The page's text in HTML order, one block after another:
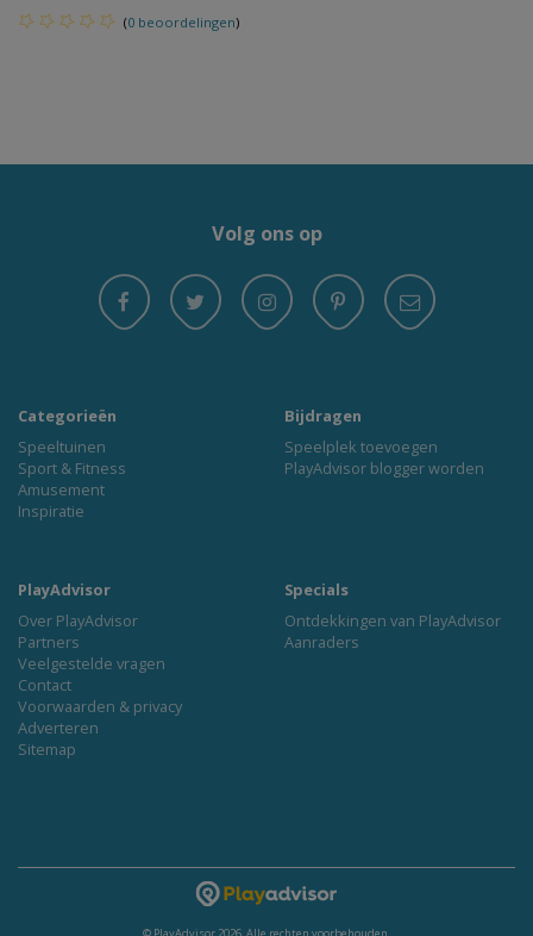
(0 beoordelingen)
Volg ons op
Categorieën
Speeltuinen
Sport & Fitness
Amusement
Inspiratie
Bijdragen
Speelplek toevoegen
PlayAdvisor blogger worden
PlayAdvisor
Over PlayAdvisor
Partners
Veelgestelde vragen
Contact
Voorwaarden & privacy
Adverteren
Sitemap
Specials
Ontdekkingen van PlayAdvisor
Aanraders